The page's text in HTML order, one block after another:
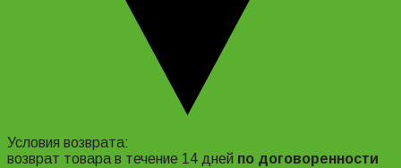
Условия возврата:
возврат товара в течение 14 дней по договоренности